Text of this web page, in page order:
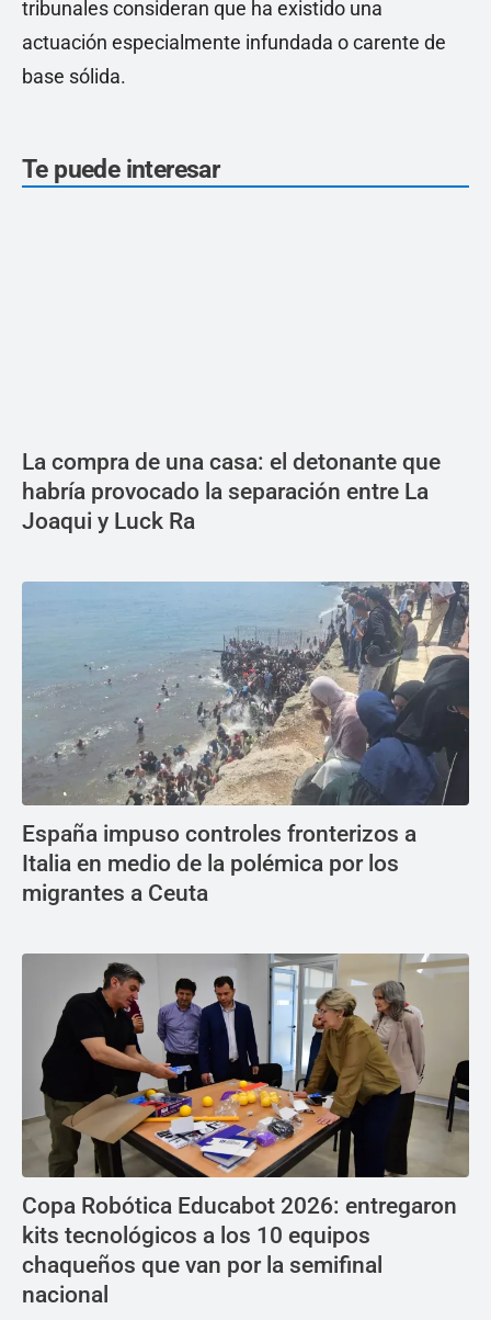
tribunales consideran que ha existido una
actuación especialmente infundada o carente de
base sólida.
Te puede interesar
La compra de una casa: el detonante que
habría provocado la separación entre La
Joaqui y Luck Ra
España impuso controles fronterizos a
Italia en medio de la polémica por los
migrantes a Ceuta
Copa Robótica Educabot 2026: entregaron
kits tecnológicos a los 10 equipos
chaqueños que van por la semifinal
nacional